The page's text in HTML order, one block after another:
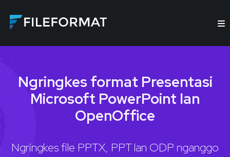
Ngringkes format Presentasi
Microsoft PowerPoint lan
OpenOffice
Ngringkes file PPTX, PPT lan ODP nganggo